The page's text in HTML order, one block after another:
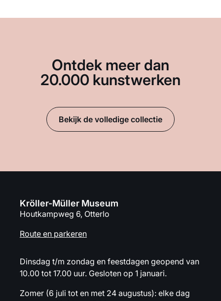
Ontdek meer dan
20.000 kunstwerken
Bekijk de volledige collectie
Kröller-Müller Museum
Houtkampweg 6, Otterlo
Route en parkeren
Dinsdag t/m zondag en feestdagen geopend van
10.00 tot 17.00 uur. Gesloten op 1 januari.
Zomer (6 juli tot en met 24 augustus): elke dag